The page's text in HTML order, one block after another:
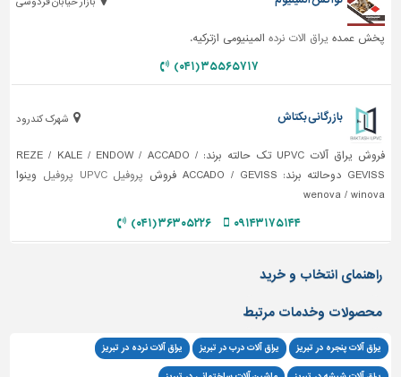
سایر
پخش عمده یراق الات نرده المینیومی ازترکیه.
۳۵۵۶۵۷۱۷ (۰۴۱)
شهرک کندرود بازرگانی بکتاش
فروش یراق آلات UPVC تک حالته برند: REZE / KALE / ENDOW / ACCADO /
GEVISS دوحالته برند: ACCADO / GEVISS فروش
پروفیل UPVC پروفیل وینوا
wenova / winova
۰۹۱۴۳۱۷۵۱۴۴ ۳۶۳۰۵۲۲۶ (۰۴۱)
راهنمای انتخاب و خرید
محصولات وخدمات مرتبط
یراق آلات پنجره در تبریز یراق آلات درب در تبریز یراق آلات نرده در تبریز